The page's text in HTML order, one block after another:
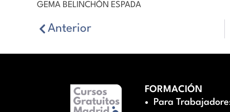
GEMA BELINCHÓN ESPADA
Anterior
FORMACIÓN
Para